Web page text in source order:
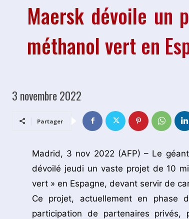
Maersk dévoile un
méthanol vert en
3 novembre 2022
Partager
Madrid, 3 nov 2022 (AFP) – Le
dévoilé jeudi un vaste projet de 10
vert » en Espagne, devant servir de
Ce projet, actuellement en phase
participation de partenaires privés,